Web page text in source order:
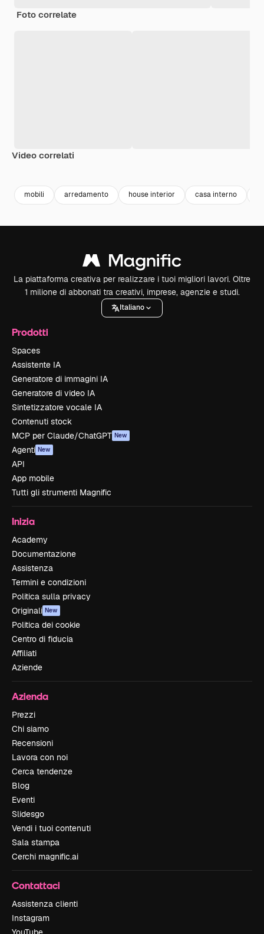
Foto correlate
Video correlati
mobili arredamento house interior casa interno
La piattaforma creativa per realizzare i tuoi migliori lavori. Oltre
1 milione di abbonati tra creativi, imprese, agenzie e studi.
Italiano
Prodotti
Spaces
Assistente IA
Generatore di immagini IA
Generatore di video IA
Sintetizzatore vocale IA
Contenuti stock
MCP per Claude/ChatGPT New
Agenti New
API
App mobile
Tutti gli strumenti Magnific
Inizia
Academy
Documentazione
Assistenza
Termini e condizioni
Politica sulla privacy
Originali New
Politica dei cookie
Centro di fiducia
Affiliati
Aziende
Azienda
Prezzi
Chi siamo
Recensioni
Lavora con noi
Cerca tendenze
Blog
Eventi
Slidesgo
Vendi i tuoi contenuti
Sala stampa
Cerchi magnific.ai
Contattaci
Assistenza clienti
Instagram